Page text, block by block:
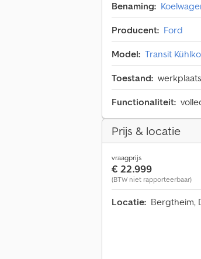
Benaming:
Producent: Ford
Model: Transit
Toestand:
Functionaliteit:
Prijs & locatie
vraagprijs
€ 22.999
(BTW niet rapporteerbaar)
Locatie: Bergtheim,